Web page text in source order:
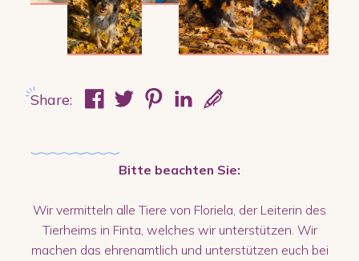
Share:
Bitte beachten Sie:
Wir vermitteln alle Tiere von Floriela, der Leiterin des
Tierheims in Finta, welches wir unterstützen. Wir
machen das ehrenamtlich und unterstützen euch bei